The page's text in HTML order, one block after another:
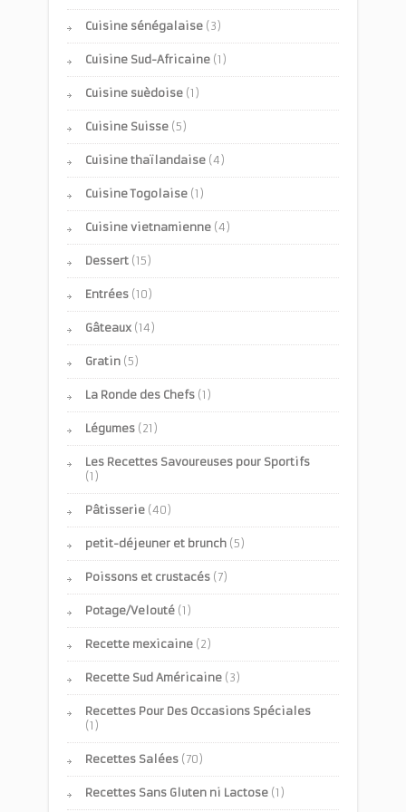
Cuisine sénégalaise (3)
Cuisine Sud-Africaine (1)
Cuisine suèdoise (1)
Cuisine Suisse (5)
Cuisine thaïlandaise (4)
Cuisine Togolaise (1)
Cuisine vietnamienne (4)
Dessert (15)
Entrées (10)
Gâteaux (14)
Gratin (5)
La Ronde des Chefs (1)
Légumes (21)
Les Recettes Savoureuses pour Sportifs
(1)
Pâtisserie (40)
petit-déjeuner et brunch (5)
Poissons et crustacés (7)
Potage/Velouté (1)
Recette mexicaine (2)
Recette Sud Américaine (3)
Recettes Pour Des Occasions Spéciales
(1)
Recettes Salées (70)
Recettes Sans Gluten ni Lactose (1)